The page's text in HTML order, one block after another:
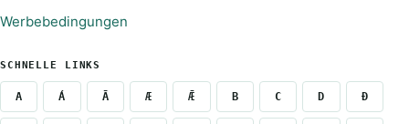
Werbebedingungen
SCHNELLE LINKS
A Á Ā Æ Ǣ B C D Ð